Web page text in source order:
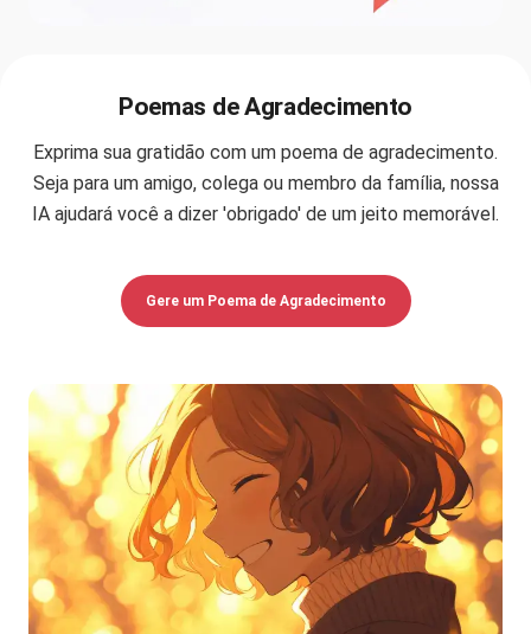
Poemas de Agradecimento
Exprima sua gratidão com um poema de agradecimento.
Seja para um amigo, colega ou membro da família, nossa
IA ajudará você a dizer 'obrigado' de um jeito memorável.
Gere um Poema de Agradecimento